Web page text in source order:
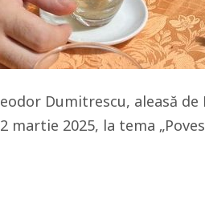
Dumitrescu, aleasă de
martie 2025, la tema